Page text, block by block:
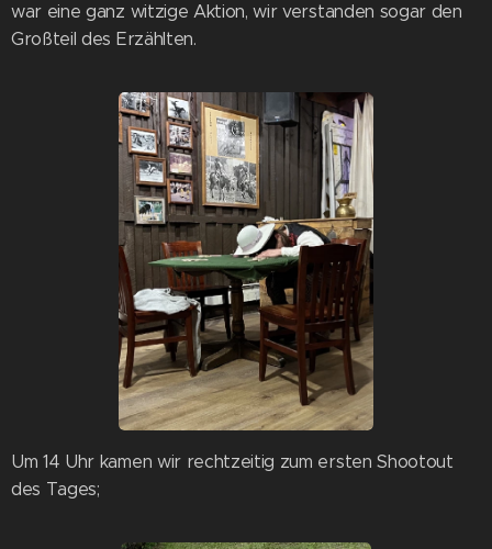
war eine ganz witzige Aktion, wir verstanden sogar den
Großteil des Erzählten.
Um 14 Uhr kamen wir rechtzeitig zum ersten Shootout
des Tages;